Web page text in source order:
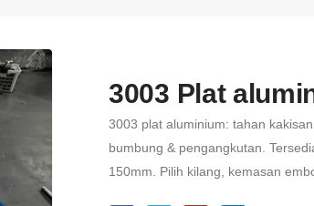
3003 Plat
3003 plat aluminium: tahan
bumbung & pengangkutan.
150mm. Pilih kilang, kemasan